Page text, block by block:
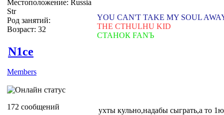
Местоположение: Russia
Str
Род занятий:
Возраст: 32
YOU CAN'T TAKE MY SOUL
THE CTHULHU KID
СТАНОК FANЪ
N1ce
Members
172 сообщений ухты кульно,надабы сыграть,а то